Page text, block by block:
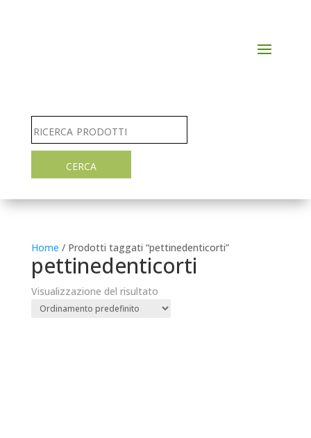
Home / Prodotti taggati “pettinedenticorti”
pettinedenticorti
Visualizzazione del risultato